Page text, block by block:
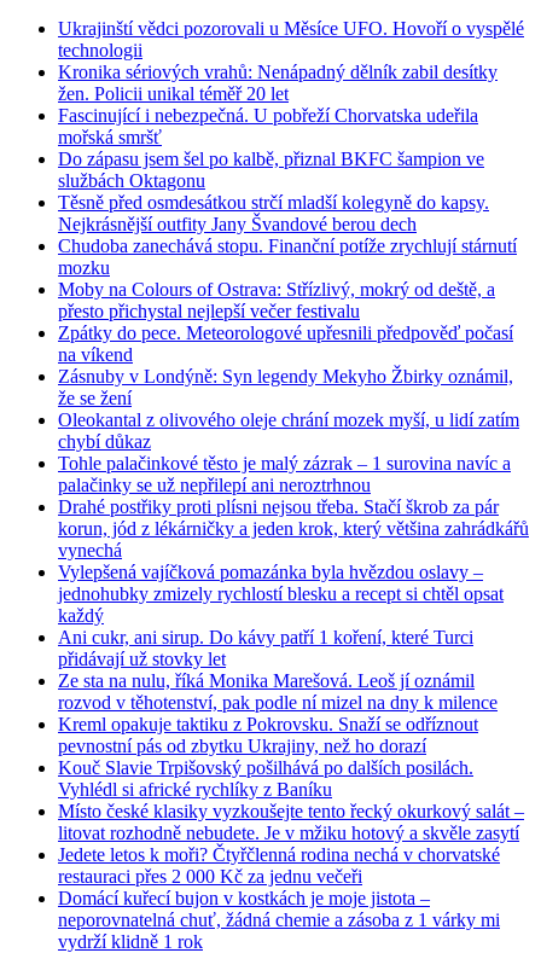
Ukrajinští vědci pozorovali u Měsíce UFO. Hovoří o vyspělé
technologii
Kronika sériových vrahů: Nenápadný dělník zabil desítky
žen. Policii unikal téměř 20 let
Fascinující i nebezpečná. U pobřeží Chorvatska udeřila
mořská smršť
Do zápasu jsem šel po kalbě, přiznal BKFC šampion ve
službách Oktagonu
Těsně před osmdesátkou strčí mladší kolegyně do kapsy.
Nejkrásnější outfity Jany Švandové berou dech
Chudoba zanechává stopu. Finanční potíže zrychlují stárnutí
mozku
Moby na Colours of Ostrava: Střízlivý, mokrý od deště, a
přesto přichystal nejlepší večer festivalu
Zpátky do pece. Meteorologové upřesnili předpověď počasí
na víkend
Zásnuby v Londýně: Syn legendy Mekyho Žbirky oznámil,
že se žení
Oleokantal z olivového oleje chrání mozek myší, u lidí zatím
chybí důkaz
Tohle palačinkové těsto je malý zázrak – 1 surovina navíc a
palačinky se už nepřilepí ani neroztrhnou
Drahé postřiky proti plísni nejsou třeba. Stačí škrob za pár
korun, jód z lékárničky a jeden krok, který většina zahrádkářů
vynechá
Vylepšená vajíčková pomazánka byla hvězdou oslavy –
jednohubky zmizely rychlostí blesku a recept si chtěl opsat
každý
Ani cukr, ani sirup. Do kávy patří 1 koření, které Turci
přidávají už stovky let
Ze sta na nulu, říká Monika Marešová. Leoš jí oznámil
rozvod v těhotenství, pak podle ní mizel na dny k milence
Kreml opakuje taktiku z Pokrovsku. Snaží se odříznout
pevnostní pás od zbytku Ukrajiny, než ho dorazí
Kouč Slavie Trpišovský pošilhává po dalších posilách.
Vyhlédl si africké rychlíky z Baníku
Místo české klasiky vyzkoušejte tento řecký okurkový salát –
litovat rozhodně nebudete. Je v mžiku hotový a skvěle zasytí
Jedete letos k moři? Čtyřčlenná rodina nechá v chorvatské
restauraci přes 2 000 Kč za jednu večeři
Domácí kuřecí bujon v kostkách je moje jistota –
neporovnatelná chuť, žádná chemie a zásoba z 1 várky mi
vydrží klidně 1 rok